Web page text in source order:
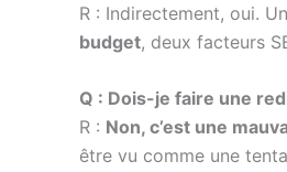
R : Indirectement, oui.
budget, deux facteurs
Q : Dois-je faire une
R : Non, c’est une
être vu comme une